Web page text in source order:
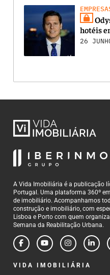
hotéis
26
A Vida Imobiliária é a publicação
Portugal. Uma plataforma 360º
de imobiliário. Acompanhamos
construção e imobiliário, com
Lisboa e Porto com quem
Semana da Reabilitação Urbana.
VIDA IMOBILIÁRIA